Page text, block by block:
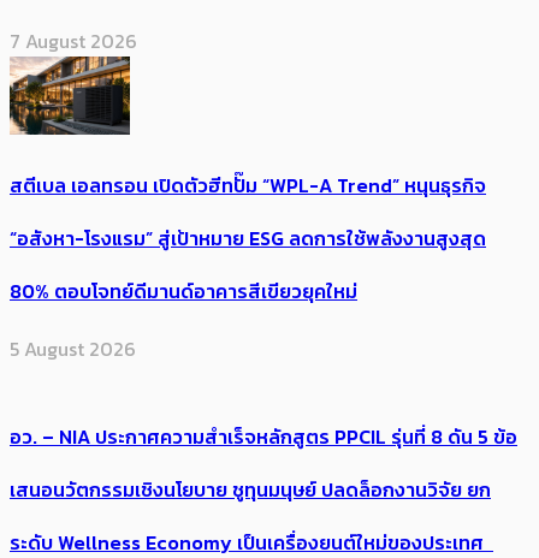
7 August 2026
สตีเบล เอลทรอน เปิดตัวฮีทปั๊ม “WPL-A Trend” หนุนธุรกิจ
“อสังหา-โรงแรม” สู่เป้าหมาย ESG ลดการใช้พลังงานสูงสุด
80% ตอบโจทย์ดีมานด์อาคารสีเขียวยุคใหม่
5 August 2026
อว. – NIA ประกาศความสำเร็จหลักสูตร PPCIL รุ่นที่ 8 ดัน 5 ข้อ
เสนอนวัตกรรมเชิงนโยบาย ชูทุนมนุษย์ ปลดล็อกงานวิจัย ยก
ระดับ Wellness Economy เป็นเครื่องยนต์ใหม่ของประเทศ